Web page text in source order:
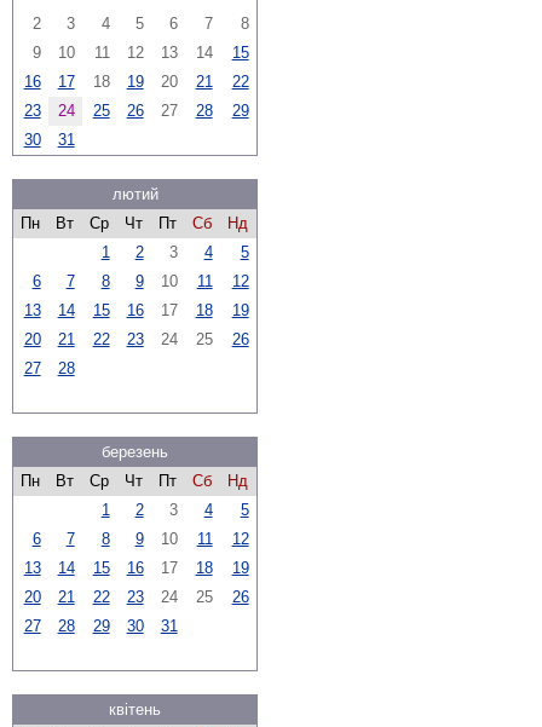
2
3 4 5 6 7
8
9
10 11 12 13 14
15
16
17 18 19 20 21
22
23
24 25 26 27 28
29
30
31
лютий
Пн
Вт Ср Чт Пт Сб
Нд
1
2 3 4
5
6
7 8 9 10 11
12
13
14 15 16 17 18
19
20
21 22 23 24 25
26
27
28
березень
Пн
Вт Ср Чт Пт Сб
Нд
1
2 3 4
5
6
7 8 9 10 11
12
13
14 15 16 17 18
19
20
21 22 23 24 25
26
27
28 29 30 31
квітень